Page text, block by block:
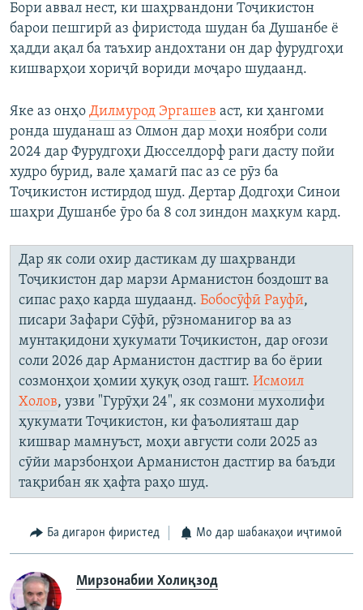
Бори аввал нест, ки шаҳрвандони Тоҷикистон
барои пешгирӣ аз фиристода шудан ба Душанбе ё
ҳадди ақал ба таъхир андохтани он дар фурудгоҳи
кишварҳои хориҷӣ вориди моҷаро шудаанд.
Яке аз онҳо Дилмурод Эргашев аст, ки ҳангоми
ронда шуданаш аз Олмон дар моҳи ноябри соли
2024 дар Фурудгоҳи Дюсселдорф раги дасту пойи
худро бурид, вале ҳамагӣ пас аз се рӯз ба
Тоҷикистон истирдод шуд. Дертар Додгоҳи Синои
шаҳри Душанбе ӯро ба 8 сол зиндон маҳкум кард.
Дар як соли охир дастикам ду шаҳрванди
Тоҷикистон дар марзи Арманистон боздошт ва
сипас раҳо карда шудаанд. Бобосӯфӣ Рауфӣ,
писари Зафари Сӯфӣ, рӯзноманигор ва аз
мунтақидони ҳукумати Тоҷикистон, дар оғози
соли 2026 дар Арманистон дастгир ва бо ёрии
созмонҳои ҳомии ҳуқуқ озод гашт. Исмоил
Холов, узви "Гурӯҳи 24", як созмони мухолифи
ҳукумати Тоҷикистон, ки фаъолияташ дар
кишвар мамнуъст, моҳи августи соли 2025 аз
сӯйи марзбонҳои Арманистон дастгир ва баъди
тақрибан як ҳафта раҳо шуд.
Ба дигарон фиристед Мо дар шабакаҳои иҷтимоӣ
Мирзонабии Холиқзод